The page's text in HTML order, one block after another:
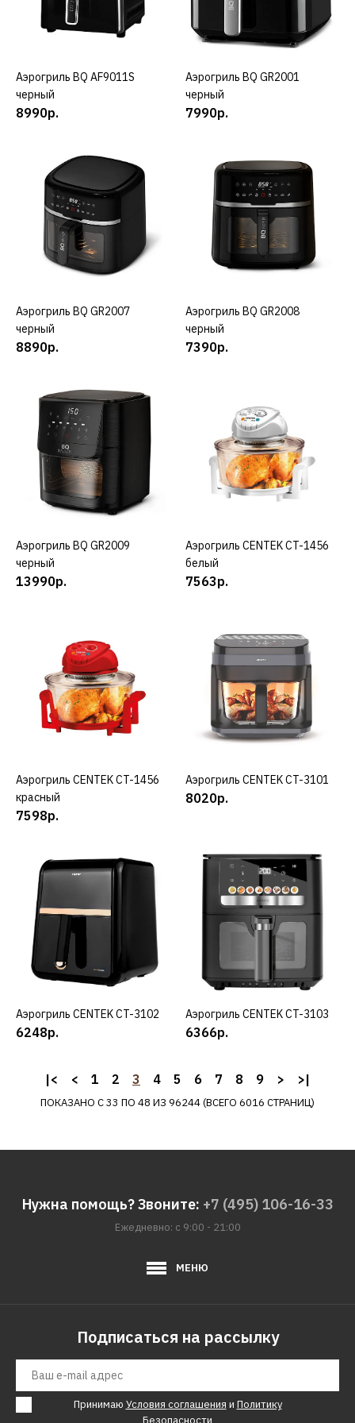
Аэрогриль BOSCH
MAF462B1
11040р.
ДОБАВИТЬ В ПОЖЕЛАНИЯ
Аэрогриль BOSCH
MAF671B0
13407р.
Аэрогриль BQ AF9011S
черный
Аэрогриль BQ GR2001
черный
Аэрогриль BQ GR2007
черный
8890р.
КУПИТЬ
BQ
черный
7390р.
ДОБАВИТЬ К СРАВНЕНИЮ
BQ
КУПИТЬ
Аэрогриль BQ AF9011S
черный
8990р.
КУПИТЬ
Аэрогриль BQ GR2001
черный
7990р.
КУПИТЬ
Аэрогриль BQ GR2007
черный
8890р.
КУПИТЬ
Аэрогриль BQ GR2008
черный
7390р.
КУПИТЬ
Аэрогриль BQ GR2009
черный
13990р.
КУПИТЬ
Аэрогриль CENTEK CT-1456
белый
7563р.
КУПИТЬ
Аэрогриль CENTEK CT-1456
красный
7598р.
КУПИТЬ
Аэрогриль CENTEK CT-3101
8020р.
КУПИТЬ
Аэрогриль CENTEK CT-3102
6248р.
КУПИТЬ
Аэрогриль CENTEK CT-3103
6366р.
|< < 1 2 3 4 5 6 7 8 9 > >|
ПОКАЗАНО С 33 ПО 48 ИЗ 96244 (ВСЕГО 6016 СТРАНИЦ)
Нужна помощь? Звоните: +7 (495) 106-16-33
Ежедневно: с 9:00 - 21:00
МЕНЮ
Подписаться на рассылку
Принимаю Условия соглашения и Политику